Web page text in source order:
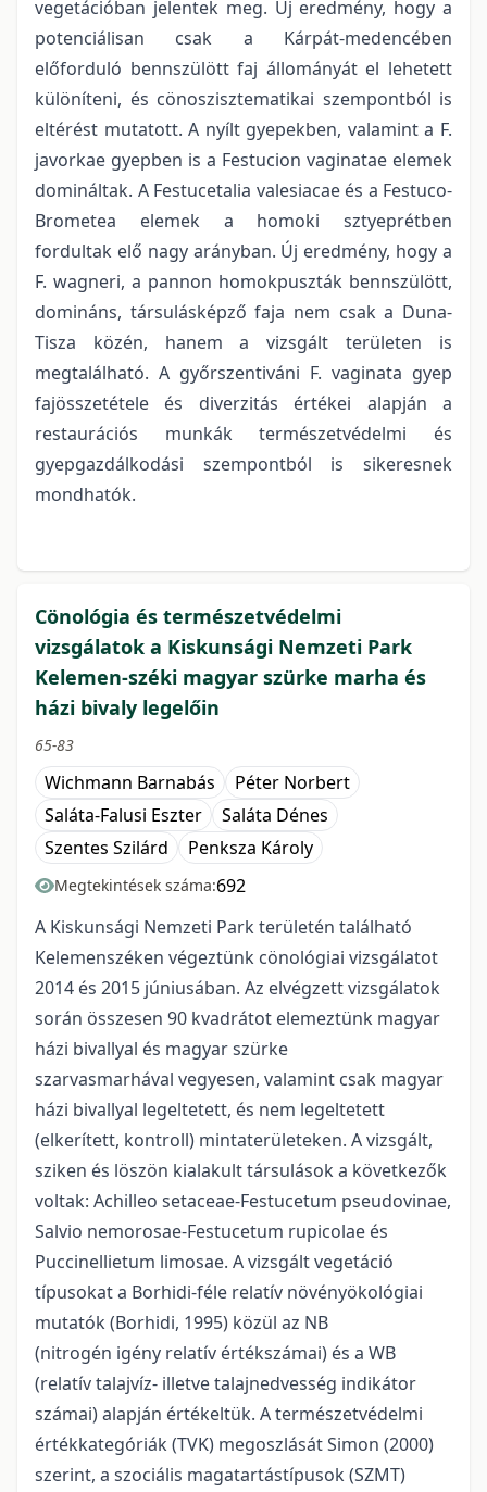
vegetációban jelentek meg. Új eredmény, hogy a
potenciálisan csak a Kárpát-medencében
előforduló bennszülött faj állományát el lehetett
különíteni, és cönoszisztematikai szempontból is
eltérést mutatott. A nyílt gyepekben, valamint a F.
javorkae gyepben is a Festucion vaginatae elemek
domináltak. A Festucetalia valesiacae és a Festuco-
Brometea elemek a homoki sztyeprétben
fordultak elő nagy arányban. Új eredmény, hogy a
F. wagneri, a pannon homokpuszták bennszülött,
domináns, társulásképző faja nem csak a Duna-
Tisza közén, hanem a vizsgált területen is
megtalálható. A győrszentiváni F. vaginata gyep
fajösszetétele és diverzitás értékei alapján a
restaurációs munkák természetvédelmi és
gyepgazdálkodási szempontból is sikeresnek
mondhatók.
Cönológia és természetvédelmi
vizsgálatok a Kiskunsági Nemzeti Park
Kelemen-széki magyar szürke marha és
házi bivaly legelőin
65-83
Wichmann Barnabás
Péter Norbert
Saláta-Falusi Eszter
Saláta Dénes
Szentes Szilárd
Penksza Károly
Megtekintések száma:692
A Kiskunsági Nemzeti Park területén található
Kelemenszéken végeztünk cönológiai vizsgálatot
2014 és 2015 júniusában. Az elvégzett vizsgálatok
során összesen 90 kvadrátot elemeztünk magyar
házi bivallyal és magyar szürke
szarvasmarhával vegyesen, valamint csak magyar
házi bivallyal legeltetett, és nem legeltetett
(elkerített, kontroll) mintaterületeken. A vizsgált,
sziken és löszön kialakult társulások a következők
voltak: Achilleo setaceae-Festucetum pseudovinae,
Salvio nemorosae-Festucetum rupicolae és
Puccinellietum limosae. A vizsgált vegetáció
típusokat a Borhidi-féle relatív növényökológiai
mutatók (Borhidi, 1995) közül az NB
(nitrogén igény relatív értékszámai) és a WB
(relatív talajvíz- illetve talajnedvesség indikátor
számai) alapján értékeltük. A természetvédelmi
értékkategóriák (TVK) megoszlását Simon (2000)
szerint, a szociális magatartástípusok (SZMT)